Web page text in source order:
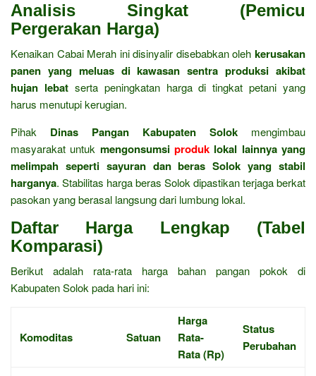
Analisis Singkat (Pemicu
Pergerakan Harga)
Kenaikan Cabai Merah ini disinyalir disebabkan oleh kerusakan
panen yang meluas di kawasan sentra produksi akibat
hujan lebatserta peningkatan harga di tingkat petani yang
harus menutupi kerugian.
Pihak Dinas Pangan Kabupaten Solok mengimbau
masyarakat untuk mengonsumsiproduk lokal lainnya yang
melimpah seperti sayuran dan beras Solok yang stabil
harganya. Stabilitas harga beras Solok dipastikan terjaga berkat
pasokan yang berasal langsung dari lumbung lokal.
Daftar Harga Lengkap (Tabel
Komparasi)
Berikut adalah rata-rata harga bahan pangan pokok di
Kabupaten Solok pada hari ini:
Komoditas Satuan
Harga
Rata-
Rata (Rp)
Status
Perubahan